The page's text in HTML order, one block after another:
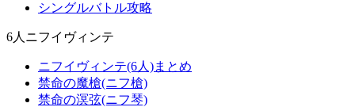
シングルバトル攻略
6人ニフイヴィンテ
ニフイヴィンテ(6人)まとめ
禁命の魔槍(ニフ槍)
禁命の溟弦(ニフ琴)